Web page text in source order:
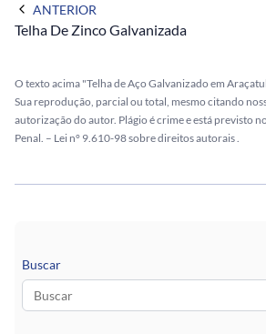
ANTERIOR
Telha De Zinco Galvanizada
O texto acima "Telha de Aço Galvanizado em
Sua reprodução, parcial ou total, mesmo citando
autorização do autor. Plágio é crime e está previsto
Penal. – Lei n° 9.610-98 sobre direitos autorais
Buscar